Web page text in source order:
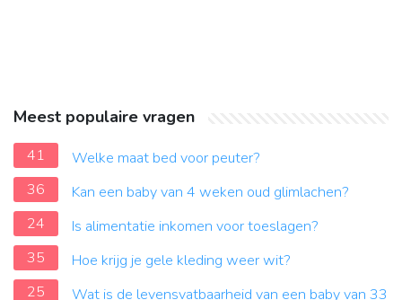
Meest populaire vragen
41
Welke maat bed voor peuter?
36
Kan een baby van 4 weken oud glimlachen?
24
Is alimentatie inkomen voor toeslagen?
35
Hoe krijg je gele kleding weer wit?
25
Wat is de levensvatbaarheid van een baby van 33